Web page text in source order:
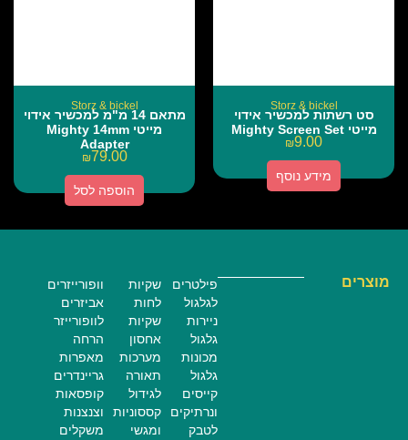
Storz & bickel
סט רשתות למכשיר אידוי
מייטי Mighty Screen Set
₪9.00
מידע נוסף
Storz & bickel
מתאם 14 מ"מ למכשיר אידוי
מייטי Mighty 14mm
Adapter
₪79.00
הוספה לסל
מוצרים
פילטרים
לגלגול
ניירות
גלגול
מכונות
גלגול
קייסים
ונרתיקים
לטבק
שקיות
לחות
שקיות
אחסון
מערכות
תאורה
לגידול
קססוניות
ומגשי
וופורייזרים
אביזרים
לוופורייזר
הרחה
מאפרות
גריינדרים
קופסאות
וצנצנות
משקלים